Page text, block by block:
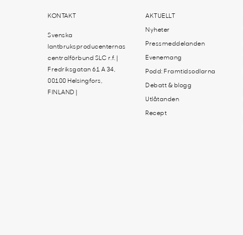
KONTAKT
Svenska
lantbruksproducenternas
centralförbund SLC r.f. |
Fredriksgatan 61 A 34,
00100 Helsingfors,
FINLAND |
AKTUELLT
Nyheter
Pressmeddelanden
Evenemang
Podd: Framtidsodlarna
Debatt & blogg
Utlåtanden
Recept